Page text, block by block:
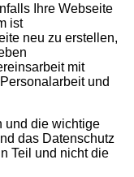
Ihre Webseite
ist
neu zu erstellen,
mit
und
und die wichtige
das Datenschutz
Teil und nicht die